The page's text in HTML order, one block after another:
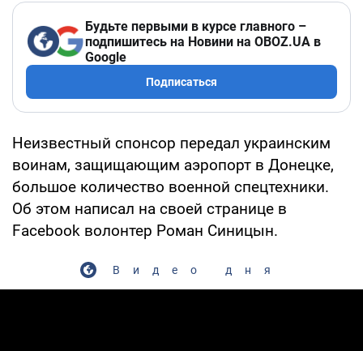
Будьте первыми в курсе главного –
подпишитесь на Новини на OBOZ.UA в
Google
Подписаться
Неизвестный спонсор передал украинским
воинам, защищающим аэропорт в Донецке,
большое количество военной спецтехники.
Об этом написал на своей странице в
Facebook волонтер Роман Синицын.
Видео дня